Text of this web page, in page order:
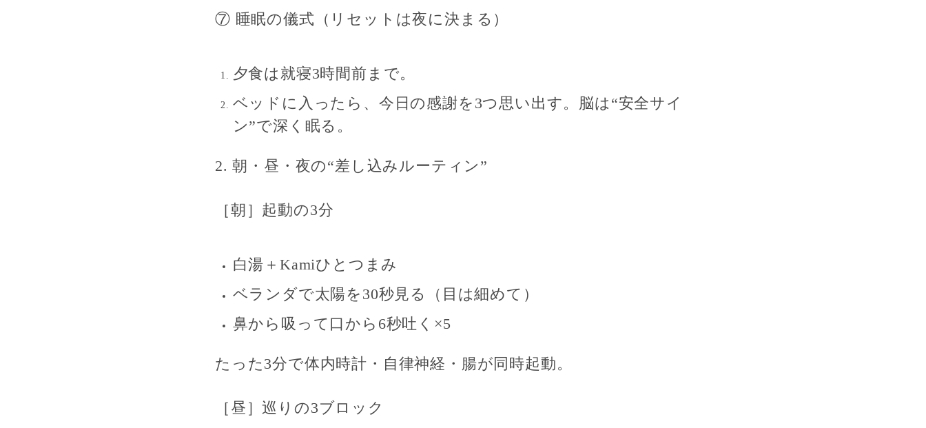
⑦ 睡眠の儀式（リセットは夜に決まる）
夕食は就寝3時間前まで。
ベッドに入ったら、 今日の感謝を3つ思い出す。脳は“安全サイ
ン”で深く眠る。
2. 朝・昼・夜の“差し込みルーティン”
［朝］起動の3分
白湯＋Kamiひとつまみ
ベランダで太陽を30秒見る（目は細めて）
鼻から吸って 口から6秒吐く×5
たった3分で体内時計・自律神経・腸が同時起動。
［昼］巡りの3ブロック